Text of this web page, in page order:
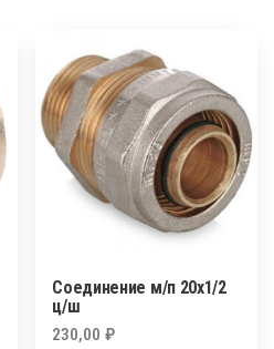
Соединение м/п 20х1/2
ц/ш
230,00₽